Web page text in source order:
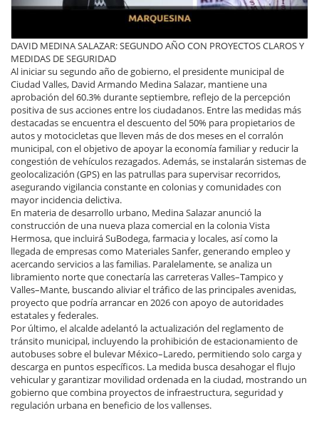
DAVID MEDINA SALAZAR: SEGUNDO AÑO CON PROYECTOS CLAROS Y
MEDIDAS DE SEGURIDAD
Al iniciar su segundo año de gobierno, el presidente municipal de
Ciudad Valles, David Armando Medina Salazar, mantiene una
aprobación del 60.3% durante septiembre, reflejo de la percepción
positiva de sus acciones entre los ciudadanos. Entre las medidas más
destacadas se encuentra el descuento del 50% para propietarios de
autos y motocicletas que lleven más de dos meses en el corralón
municipal, con el objetivo de apoyar la economía familiar y reducir la
congestión de vehículos rezagados. Además, se instalarán sistemas de
geolocalización (GPS) en las patrullas para supervisar recorridos,
asegurando vigilancia constante en colonias y comunidades con
mayor incidencia delictiva.
En materia de desarrollo urbano, Medina Salazar anunció la
construcción de una nueva plaza comercial en la colonia Vista
Hermosa, que incluirá SuBodega, farmacia y locales, así como la
llegada de empresas como Materiales Sanfer, generando empleo y
acercando servicios a las familias. Paralelamente, se analiza un
libramiento norte que conectaría las carreteras Valles–Tampico y
Valles–Mante, buscando aliviar el tráfico de las principales avenidas,
proyecto que podría arrancar en 2026 con apoyo de autoridades
estatales y federales.
Por último, el alcalde adelantó la actualización del reglamento de
tránsito municipal, incluyendo la prohibición de estacionamiento de
autobuses sobre el bulevar México–Laredo, permitiendo solo carga y
descarga en puntos específicos. La medida busca desahogar el flujo
vehicular y garantizar movilidad ordenada en la ciudad, mostrando un
gobierno que combina proyectos de infraestructura, seguridad y
regulación urbana en beneficio de los vallenses.